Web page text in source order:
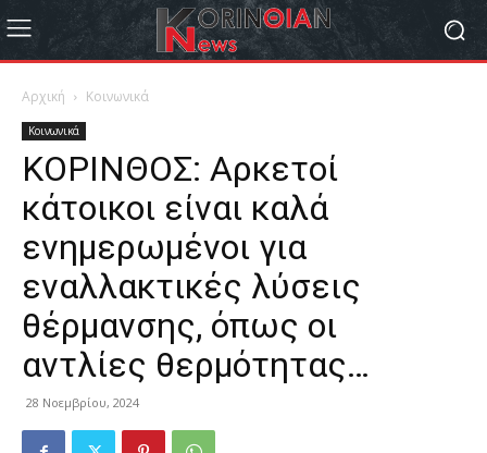
Αρχική Κοινωνικά
Κοινωνικά
ΚΟΡΙΝΘΟΣ: Αρκετοί
κάτοικοι είναι καλά
ενημερωμένοι για
εναλλακτικές λύσεις
θέρμανσης, όπως οι
αντλίες θερμότητας…
28 Νοεμβρίου, 2024